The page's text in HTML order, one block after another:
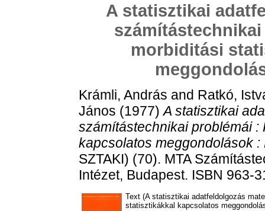
A statisztikai
morbiditási
Krámli, András and Ratkó,
János (1977)A statisztikai
számítástechnikai problémái
kapcsolatos meggondolások :
SZTAKI) (70). MTA
Intézet, Budapest. ISBN 963-
Text (A statisztikai adatfeldolgozás
statisztikákkal kapcsolatos